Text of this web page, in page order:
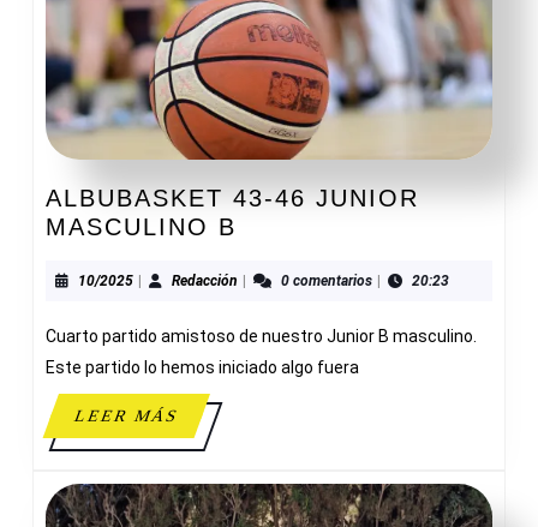
ALBUBASKET 43-46 JUNIOR
MASCULINO B
46
MASCULINO
B
10/202510/2025
| Redacción Redacción
| 0 comentarios | 20:23
Cuarto partido amistoso de nuestro Junior B masculino.
Este partido lo hemos iniciado algo fuera
LEER MÁSLEER
MÁS